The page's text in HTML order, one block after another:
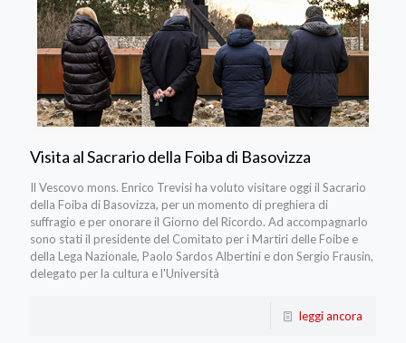
Visita al Sacrario della Foiba di Basovizza
Il Vescovo mons. Enrico Trevisi ha voluto visitare oggi il Sacrario
della Foiba di Basovizza, per un momento di preghiera di
suffragio e per onorare il Giorno del Ricordo. Ad accompagnarlo
sono stati il presidente del Comitato per i Martiri delle Foibe e
della Lega Nazionale, Paolo Sardos Albertini e don Sergio Frausin,
delegato per la cultura e l'Università
leggi ancora